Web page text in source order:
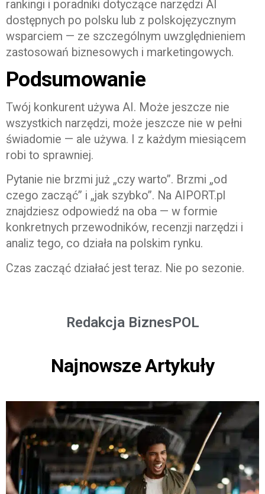
rankingi i poradniki dotyczące narzędzi AI
dostępnych po polsku lub z polskojęzycznym
wsparciem — ze szczególnym uwzględnieniem
zastosowań biznesowych i marketingowych.
Podsumowanie
Twój konkurent używa AI. Może jeszcze nie
wszystkich narzędzi, może jeszcze nie w pełni
świadomie — ale używa. I z każdym miesiącem
robi to sprawniej.
Pytanie nie brzmi już „czy warto”. Brzmi „od
czego zacząć” i „jak szybko”. Na AIPORT.pl
znajdziesz odpowiedź na oba — w formie
konkretnych przewodników, recenzji narzędzi i
analiz tego, co działa na polskim rynku.
Czas zacząć działać jest teraz. Nie po sezonie.
Redakcja BiznesPOL
Najnowsze Artykuły